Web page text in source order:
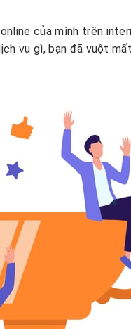
của mình trên
vụ gì, bạn đã vuột